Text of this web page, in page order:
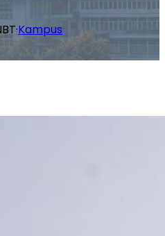
·Kampus